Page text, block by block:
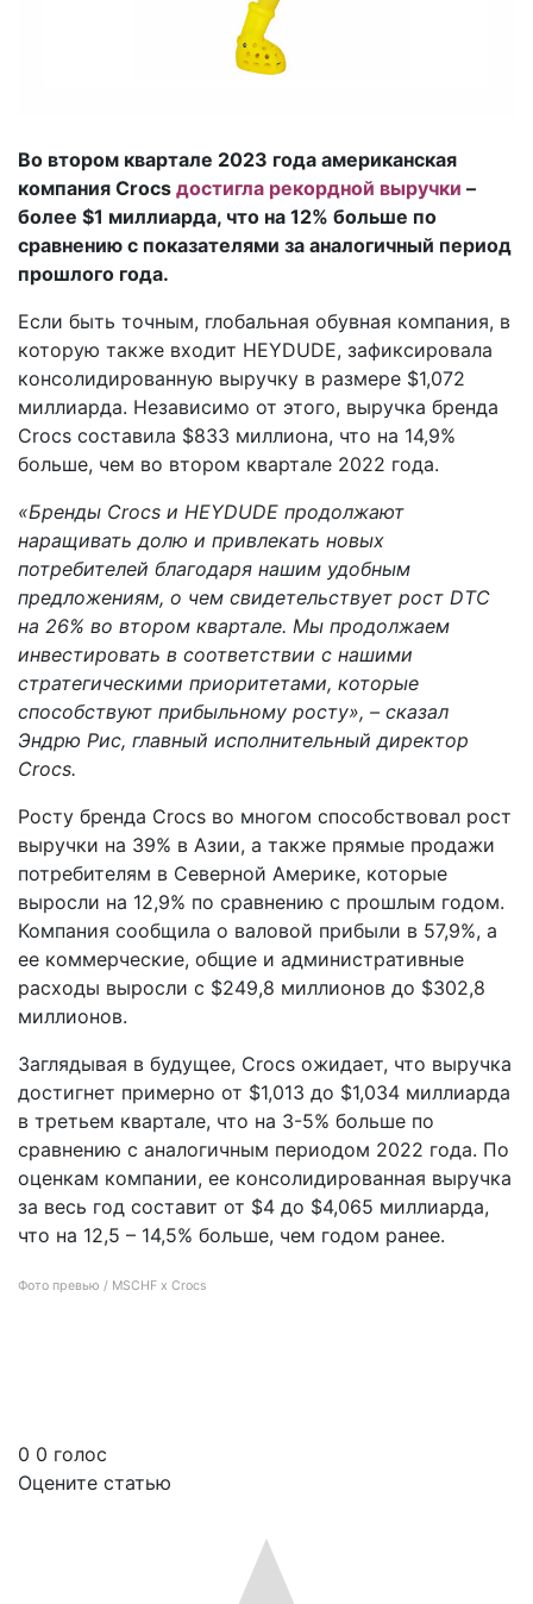
Во втором квартале 2023 года американская
компания Crocs достигла рекордной выручки –
более $1 миллиарда, что на 12% больше по
сравнению с показателями за аналогичный период
прошлого года.
Если быть точным, глобальная обувная компания, в
которую также входит HEYDUDE, зафиксировала
консолидированную выручку в размере $1,072
миллиарда. Независимо от этого, выручка бренда
Crocs составила $833 миллиона, что на 14,9%
больше, чем во втором квартале 2022 года.
«Бренды Crocs и HEYDUDE продолжают
наращивать долю и привлекать новых
потребителей благодаря нашим удобным
предложениям, о чем свидетельствует рост DTC
на 26% во втором квартале. Мы продолжаем
инвестировать в соответствии с нашими
стратегическими приоритетами, которые
способствуют прибыльному росту», – сказал
Эндрю Рис, главный исполнительный директор
Crocs.
Росту бренда Crocs во многом способствовал рост
выручки на 39% в Азии, а также прямые продажи
потребителям в Северной Америке, которые
выросли на 12,9% по сравнению с прошлым годом.
Компания сообщила о валовой прибыли в 57,9%, а
ее коммерческие, общие и административные
расходы выросли с $249,8 миллионов до $302,8
миллионов.
Заглядывая в будущее, Crocs ожидает, что выручка
достигнет примерно от $1,013 до $1,034 миллиарда
в третьем квартале, что на 3-5% больше по
сравнению с аналогичным периодом 2022 года. По
оценкам компании, ее консолидированная выручка
за весь год составит от $4 до $4,065 миллиарда,
что на 12,5 – 14,5% больше, чем годом ранее.
Фото превью / MSCHF x Crocs
0 0 голос
Оцените статью